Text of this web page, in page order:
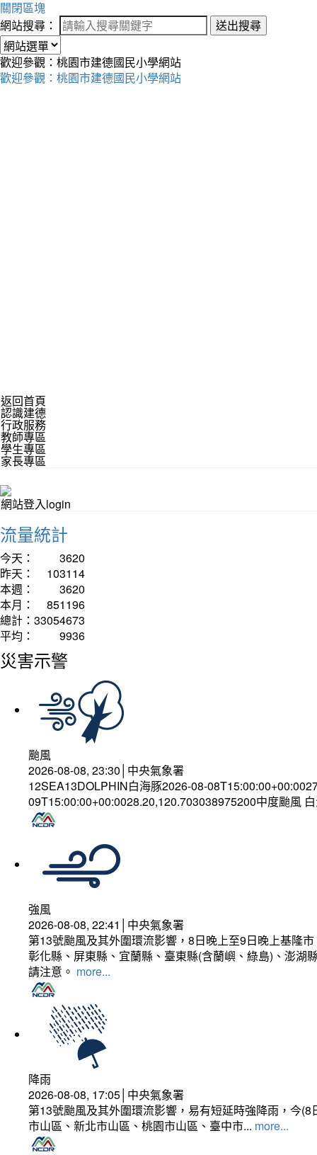
關閉區塊
網站搜尋：
送出搜尋
歡迎參觀：桃園市建德國民小學網站
歡迎參觀：桃園市建德國民小學網站
返回首頁
認識建德
行政服務
教師專區
學生專區
家長專區
網站登入login
流量統計
今天：
3620
昨天：
103114
本週：
3620
本月：
851196
總計： 33054673
平均：
9936
災害示警
颱風
2026-08-08, 23:30│中央氣象署
12SEA13DOLPHIN白海豚2026-08-
09T15:00:00+00:0028.20,120.703038975200中度颱風
強風
2026-08-08, 22:41│中央氣象署
第13號颱風及其外圍環流影響，8日晚上至9日晚上基隆
彰化縣、屏東縣、宜蘭縣、臺東縣(含蘭嶼、綠島)、澎湖
請注意。 more...
降雨
2026-08-08, 17:05│中央氣象署
第13號颱風及其外圍環流影響，易有短延時強降雨，今
市山區、新北市山區、桃園市山區、臺中市... more...